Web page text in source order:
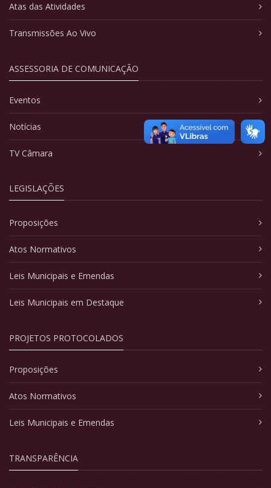
Atas das Atividades
Transmissões Ao Vivo
ASSESSORIA DE COMUNICAÇÃO
Eventos
Notícias
TV Câmara
LEGISLAÇÕES
Proposições
Atos Normativos
Leis Municipais e Emendas
Leis Municipais em Destaque
PROJETOS PROTOCOLADOS
Proposições
Atos Normativos
Leis Municipais e Emendas
TRANSPARÊNCIA